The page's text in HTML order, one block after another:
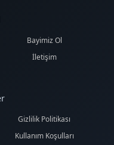
Bayimiz Ol
İletişim
Gizlilik Politikası
Kullanım Koşulları